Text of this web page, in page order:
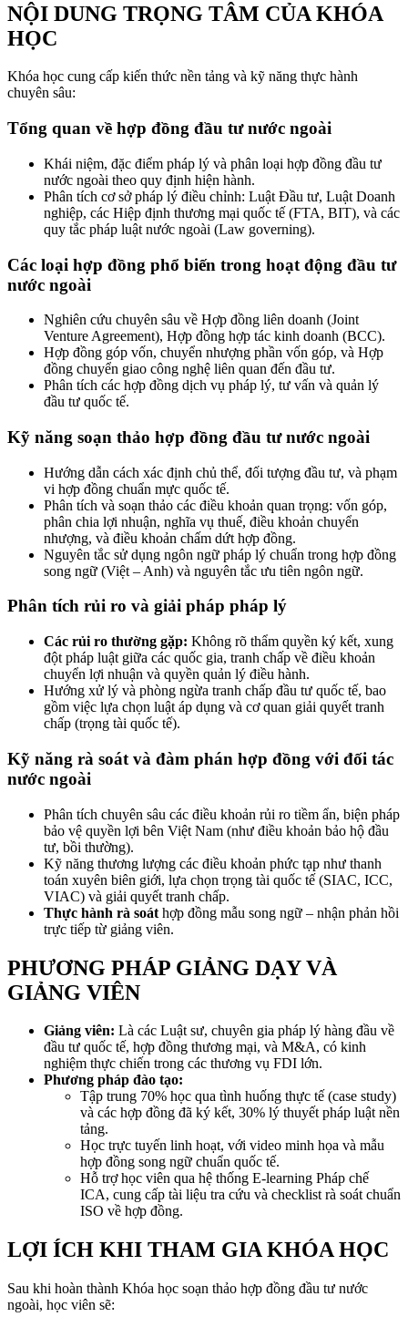
NỘI DUNG TRỌNG TÂM CỦA KHÓA
HỌC
Khóa học cung cấp kiến thức nền tảng và kỹ năng thực hành
chuyên sâu:
Tổng quan về hợp đồng đầu tư nước ngoài
Khái niệm, đặc điểm pháp lý và phân loại hợp đồng đầu tư
nước ngoài theo quy định hiện hành.
Phân tích cơ sở pháp lý điều chỉnh: Luật Đầu tư, Luật Doanh
nghiệp, các Hiệp định thương mại quốc tế (FTA, BIT), và các
quy tắc pháp luật nước ngoài (Law governing).
Các loại hợp đồng phổ biến trong hoạt động đầu tư
nước ngoài
Nghiên cứu chuyên sâu về Hợp đồng liên doanh (Joint
Venture Agreement), Hợp đồng hợp tác kinh doanh (BCC).
Hợp đồng góp vốn, chuyển nhượng phần vốn góp, và Hợp
đồng chuyển giao công nghệ liên quan đến đầu tư.
Phân tích các hợp đồng dịch vụ pháp lý, tư vấn và quản lý
đầu tư quốc tế.
Kỹ năng soạn thảo hợp đồng đầu tư nước ngoài
Hướng dẫn cách xác định chủ thể, đối tượng đầu tư, và phạm
vi hợp đồng chuẩn mực quốc tế.
Phân tích và soạn thảo các điều khoản quan trọng: vốn góp,
phân chia lợi nhuận, nghĩa vụ thuế, điều khoản chuyển
nhượng, và điều khoản chấm dứt hợp đồng.
Nguyên tắc sử dụng ngôn ngữ pháp lý chuẩn trong hợp đồng
song ngữ (Việt – Anh) và nguyên tắc ưu tiên ngôn ngữ.
Phân tích rủi ro và giải pháp pháp lý
Các rủi ro thường gặp: Không rõ thẩm quyền ký kết, xung
đột pháp luật giữa các quốc gia, tranh chấp về điều khoản
chuyển lợi nhuận và quyền quản lý điều hành.
Hướng xử lý và phòng ngừa tranh chấp đầu tư quốc tế, bao
gồm việc lựa chọn luật áp dụng và cơ quan giải quyết tranh
chấp (trọng tài quốc tế).
Kỹ năng rà soát và đàm phán hợp đồng với đối tác
nước ngoài
Phân tích chuyên sâu các điều khoản rủi ro tiềm ẩn, biện pháp
bảo vệ quyền lợi bên Việt Nam (như điều khoản bảo hộ đầu
tư, bồi thường).
Kỹ năng thương lượng các điều khoản phức tạp như thanh
toán xuyên biên giới, lựa chọn trọng tài quốc tế (SIAC, ICC,
VIAC) và giải quyết tranh chấp.
Thực hành rà soát hợp đồng mẫu song ngữ – nhận phản hồi
trực tiếp từ giảng viên.
PHƯƠNG PHÁP GIẢNG DẠY VÀ
GIẢNG VIÊN
Giảng viên: Là các Luật sư, chuyên gia pháp lý hàng đầu về
đầu tư quốc tế, hợp đồng thương mại, và M&A, có kinh
nghiệm thực chiến trong các thương vụ FDI lớn.
Phương pháp đào tạo:
Tập trung 70% học qua tình huống thực tế (case study)
và các hợp đồng đã ký kết, 30% lý thuyết pháp luật nền
tảng.
Học trực tuyến linh hoạt, với video minh họa và mẫu
hợp đồng song ngữ chuẩn quốc tế.
Hỗ trợ học viên qua hệ thống E-learning Pháp chế
ICA, cung cấp tài liệu tra cứu và checklist rà soát chuẩn
ISO về hợp đồng.
LỢI ÍCH KHI THAM GIA KHÓA HỌC
Sau khi hoàn thành Khóa học soạn thảo hợp đồng đầu tư nước
ngoài, học viên sẽ: